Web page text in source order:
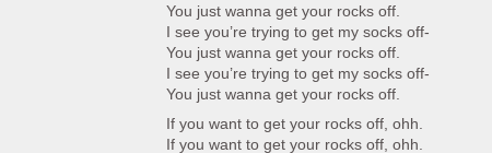
You just wanna get your rocks off.
I see you’re trying to get my socks off-
You just wanna get your rocks off.
I see you’re trying to get my socks off-
You just wanna get your rocks off.
If you want to get your rocks off, ohh.
If you want to get your rocks off, ohh.